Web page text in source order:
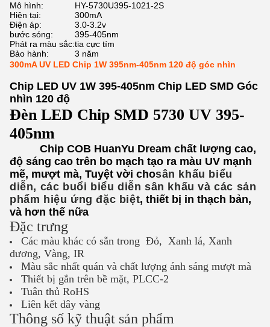
Mô hình:
HY-5730U395-1021-2S
Hiện tại:
300mA
Điện áp:
3.0-3.2v
bước sóng:
395-405nm
Phát ra màu sắc:tia cực tím
Bảo hành:
3 năm
300mA UV LED Chip 1W 395nm-405nm 120 độ góc nhìn
Chip LED UV 1W 395-405nm Chip LED SMD Góc
nhìn 120 độ
Đèn LED Chip SMD 5730 UV 395-
405nm
Chip COB HuanYu Dream chất lượng cao,
độ sáng cao trên bo mạch tạo ra màu UV mạnh
mẽ, mượt mà, Tuyệt vời chosân khấu biểu
diễn, các buổi biểu diễn sân khấu và các sản
phẩm hiệu ứng đặc biệt, thiết bị in thạch bản,
và hơn thế nữa
Đặc trưng
Các màu khác có sẵn trong Đỏ, Xanh lá, Xanh
dương, Vàng, IR
Màu sắc nhất quán và chất lượng ánh sáng mượt mà
Thiết bị gắn trên bề mặt, PLCC-2
Tuân thủ RoHS
Liên kết dây vàng
Thông số kỹ thuật sản phẩm